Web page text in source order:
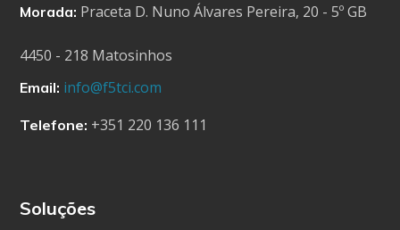
Morada: Praceta D. Nuno Álvares Pereira, 20 - 5º GB
4450 - 218 Matosinhos
Email: info@f5tci.com
Telefone: +351 220 136 111
Soluções